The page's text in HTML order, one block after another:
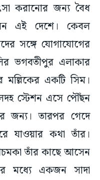
করানোর জন্য বৈধ
এই দেশে। কেবল
সঙ্গে যোগাযোগের
ভগবতীপুর এলাকার
মল্লিকের একটি সিম।
স্টেশন এসে পৌঁছন
জন্য। তারপর গেদে
যাওয়ার কথা তাঁর।
তাঁর কাছে আসেন
মধ্যে একজন সাদা